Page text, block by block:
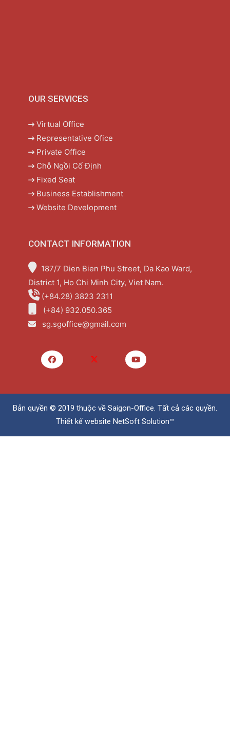
OUR SERVICES
Virtual Office
Representative Ofice
Private Office
Chỗ Ngồi Cố Định
Fixed Seat
Business Establishment
Website Development
CONTACT INFORMATION
187/7 Dien Bien Phu Street, Da Kao Ward,
District 1, Ho Chi Minh City, Viet Nam.
(+84.28) 3823 2311
(+84) 932.050.365
sg.sgoffice@gmail.com
Bản quyền © 2019 thuộc về Saigon-Office. Tất cả các quyền.
Thiết kế website NetSoft Solution™